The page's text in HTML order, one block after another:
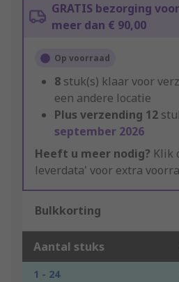
GRATIS bezorging
meer dan € 90,00
Op voorraad
8 stuk(s) klaar voor
een andere locatie
Plus verzending 12
september 2026
Heeft u meer nodig? Klik
leverdata' voor extra
Bulkkorting
Aantal stuks
1 - 24